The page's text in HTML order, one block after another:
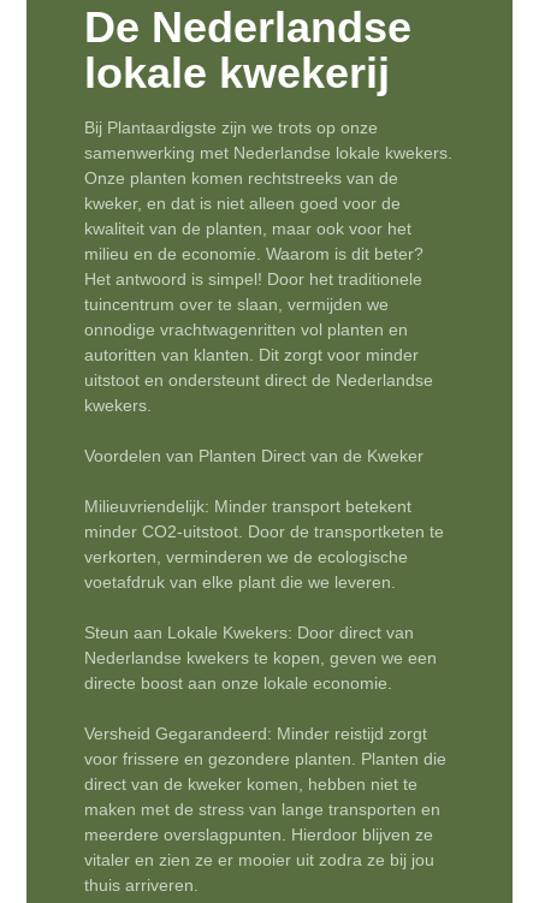
De Nederlandse
lokale kwekerij
Bij Plantaardigste zijn we trots op onze
samenwerking met Nederlandse lokale kwekers.
Onze planten komen rechtstreeks van de
kweker, en dat is niet alleen goed voor de
kwaliteit van de planten, maar ook voor het
milieu en de economie. Waarom is dit beter?
Het antwoord is simpel! Door het traditionele
tuincentrum over te slaan, vermijden we
onnodige vrachtwagenritten vol planten en
autoritten van klanten. Dit zorgt voor minder
uitstoot en ondersteunt direct de Nederlandse
kwekers.
Voordelen van Planten Direct van de Kweker
Milieuvriendelijk: Minder transport betekent
minder CO2-uitstoot. Door de transportketen te
verkorten, verminderen we de ecologische
voetafdruk van elke plant die we leveren.
Steun aan Lokale Kwekers: Door direct van
Nederlandse kwekers te kopen, geven we een
directe boost aan onze lokale economie.
Versheid Gegarandeerd: Minder reistijd zorgt
voor frissere en gezondere planten. Planten die
direct van de kweker komen, hebben niet te
maken met de stress van lange transporten en
meerdere overslagpunten. Hierdoor blijven ze
vitaler en zien ze er mooier uit zodra ze bij jou
thuis arriveren.